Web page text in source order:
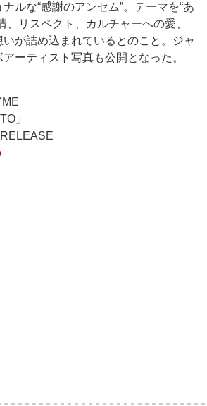
ルな“感謝のアンセム”。テーマを“あ
、リスペクト、カルチャーへの愛、
が詰め込まれているとのこと。ジャ
ーティスト写真も公開となった。
」